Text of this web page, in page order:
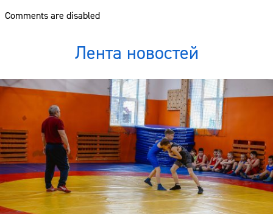
Comments are disabled
Лента новостей